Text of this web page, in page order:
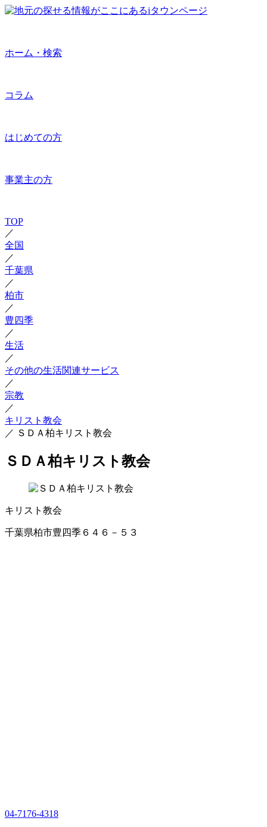
ホーム・検索
コラム
はじめての方
事業主の方
TOP
／
全国
／
千葉県
／
柏市
／
豊四季
／
生活
／
その他の生活関連サービス
／
宗教
／
キリスト教会
／ ＳＤＡ柏キリスト教会
ＳＤＡ柏キリスト教会
キリスト教会
千葉県柏市豊四季６４６－５３
04-7176-4318